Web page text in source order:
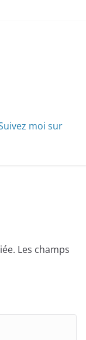
moi sur
Les champs